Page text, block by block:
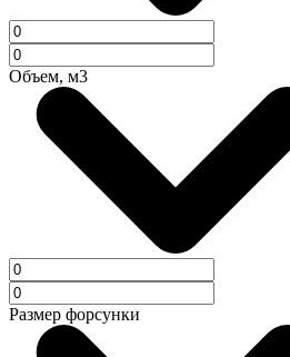
Объем, м3
Размер форсунки